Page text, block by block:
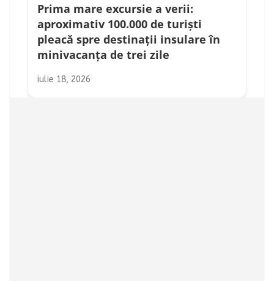
Prima mare excursie a verii:
aproximativ 100.000 de turiști
pleacă spre destinații insulare în
minivacanța de trei zile
iulie 18, 2026